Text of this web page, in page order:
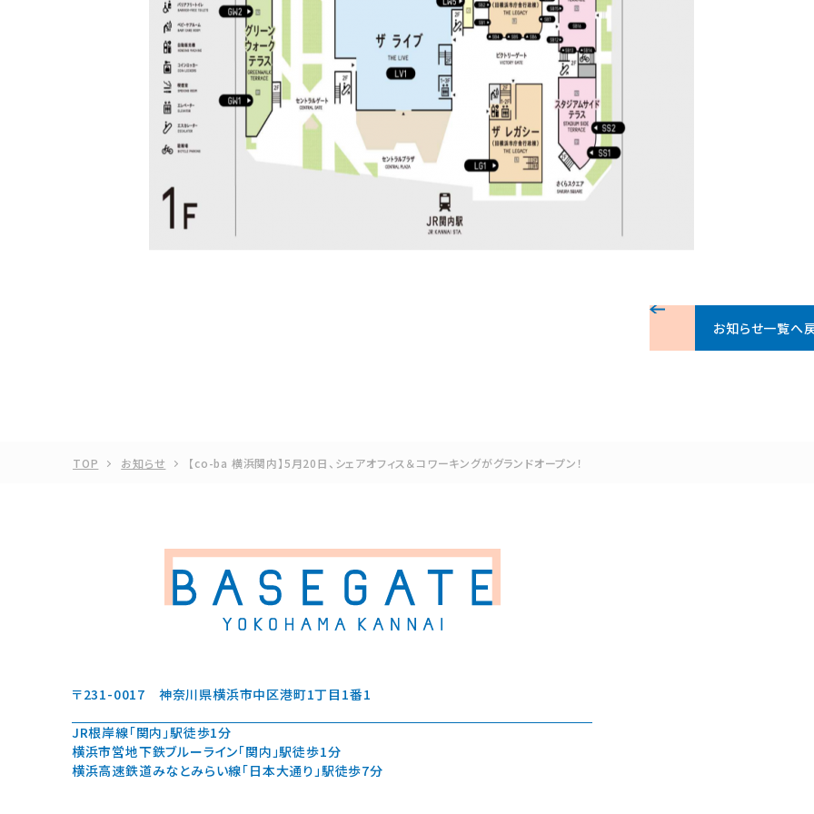
お知らせ一覧へ
TOP お知らせ 【co-ba 横浜関内】5月20日、シェアオフィス＆コワーキングがグランドオープン！
〒231-0017 神奈川県横浜市中区港町1丁目1番1
JR根岸線「関内」駅徒歩1分
横浜市営地下鉄ブルーライン「関内」駅徒歩1分
横浜高速鉄道みなとみらい線「日本大通り」駅徒歩7分